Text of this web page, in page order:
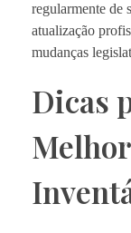
regularmente de
atualização
mudanças
Dicas